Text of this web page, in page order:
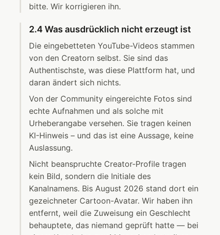
bitte. Wir korrigieren ihn.
2.4 Was ausdrücklich nicht erzeugt ist
Die eingebetteten YouTube-Videos stammen
von den Creatorn selbst. Sie sind das
Authentischste, was diese Plattform hat, und
daran ändert sich nichts.
Von der Community eingereichte Fotos sind
echte Aufnahmen und als solche mit
Urheberangabe versehen. Sie tragen keinen
KI-Hinweis – und das ist eine Aussage, keine
Auslassung.
Nicht beanspruchte Creator-Profile tragen
kein Bild, sondern die Initiale des
Kanalnamens. Bis August 2026 stand dort ein
gezeichneter Cartoon-Avatar. Wir haben ihn
entfernt, weil die Zuweisung ein Geschlecht
behauptete, das niemand geprüft hatte — bei